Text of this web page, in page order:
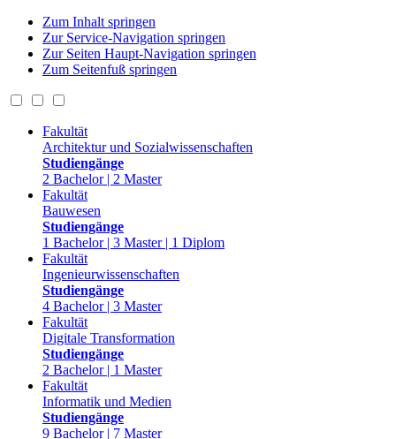
Zum Inhalt springen
Zur Service-Navigation springen
Zur Seiten Haupt-Navigation springen
Zum Seitenfuß springen
Fakultät
Architektur und Sozialwissenschaften
Studiengänge
2 Bachelor | 2 Master
Fakultät
Bauwesen
Studiengänge
1 Bachelor | 3 Master | 1 Diplom
Fakultät
Ingenieurwissenschaften
Studiengänge
4 Bachelor | 3 Master
Fakultät
Digitale Transformation
Studiengänge
2 Bachelor | 1 Master
Fakultät
Informatik und Medien
Studiengänge
9 Bachelor | 7 Master